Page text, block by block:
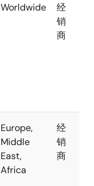
Worldwide
经
销
商
Europe,
Middle
East,
Africa
经
销
商